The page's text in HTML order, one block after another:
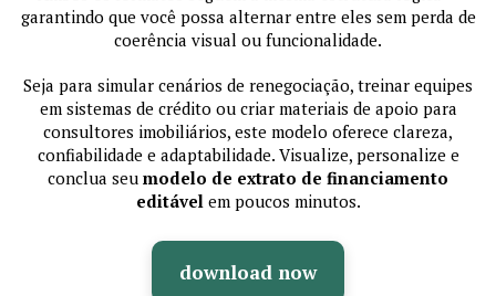
garantindo que você possa alternar entre eles sem perda de
coerência visual ou funcionalidade.
Seja para simular cenários de renegociação, treinar equipes
em sistemas de crédito ou criar materiais de apoio para
consultores imobiliários, este modelo oferece clareza,
confiabilidade e adaptabilidade. Visualize, personalize e
conclua seu modelo de extrato de financiamento
editável em poucos minutos.
download now